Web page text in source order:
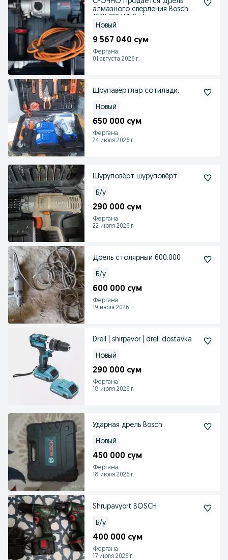
алмазного сверления Bosch
Новый
9 567 040 сум
Фергана
01 августа 2026 г.
Шрупавёртлар сотилади.
Новый
650 000 сум
Фергана
24 июля 2026 г.
Шуруповёрт шуруповёрт
Б/у
290 000 сум
Фергана
22 июля 2026 г.
Дрель столярный 600.000
Б/у
600 000 сум
Фергана
19 июля 2026 г.
Drell | shirpavor | drell dostavka
Новый
290 000 сум
Фергана
18 июля 2026 г.
Ударная дрель Bosch
Новый
450 000 сум
Фергана
18 июля 2026 г.
Shrupavyort BOSCH
Б/у
400 000 сум
Фергана
17 июля 2026 г.